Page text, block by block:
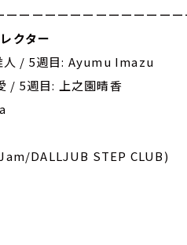
ーーーーーーーーーーーーー
クター
人 / 5週目: Ayumu Imazu
/ 5週目: 上之園晴香
DALLJUB STEP CLUB)